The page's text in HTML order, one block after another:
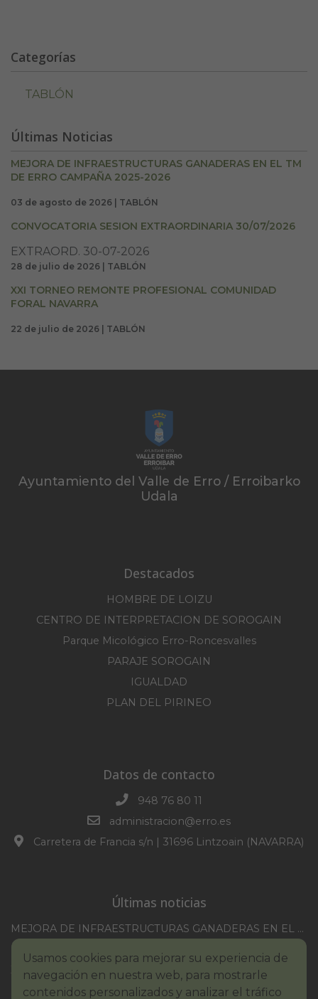
Categorías
TABLÓN
Últimas Noticias
MEJORA DE INFRAESTRUCTURAS GANADERAS EN EL TM
DE ERRO CAMPAÑA 2025-2026
03 de agosto de 2026 | TABLÓN
CONVOCATORIA SESION EXTRAORDINARIA 30/07/2026
EXTRAORD. 30-07-2026
28 de julio de 2026 | TABLÓN
XXI TORNEO REMONTE PROFESIONAL COMUNIDAD
FORAL NAVARRA
22 de julio de 2026 | TABLÓN
Ayuntamiento del Valle de Erro / Erroibarko
Udala
Destacados
HOMBRE DE LOIZU
CENTRO DE INTERPRETACION DE SOROGAIN
Parque Micológico Erro-Roncesvalles
PARAJE SOROGAIN
IGUALDAD
PLAN DEL PIRINEO
Datos de contacto
948 76 80 11
administracion@erro.es
Carretera de Francia s/n | 31696 Lintzoain (NAVARRA)
Últimas noticias
MEJORA DE INFRAESTRUCTURAS GANADERAS EN EL TM DE ERRO CAMPAÑA 2025-2026
BASES III. CONCURSO PINTURA – ERROIBARKO EGUNA
Usamos cookies para mejorar su experiencia de
navegación en nuestra web, para mostrarle
contenidos personalizados y analizar el tráfico